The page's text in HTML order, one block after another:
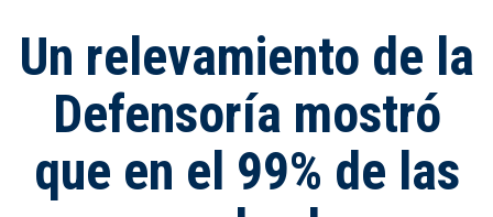
Un relevamiento de la
Defensoría mostró
que en el 99% de las